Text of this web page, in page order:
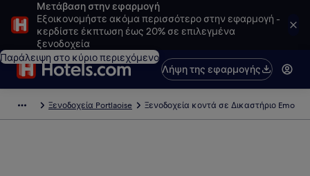
Μετάβαση στην εφαρμογή
Εξοικονομήστε ακόμα περισσότερο στην εφαρμογή -
κερδίστε έκπτωση έως 20% σε επιλεγμένα
ξενοδοχεία
Παράλειψη στο κύριο περιεχόμενο
Λήψη της εφαρμογής
Ξενοδοχεία Portlaoise Ξενοδοχεία κοντά σε Δικαστήριο Emo